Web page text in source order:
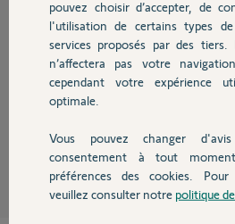
Autres produits
Devis avec un pro
Contact
Bonjour,
Oui il est possible d’installer une seconde
(il suffit de cliquer sur le nom de ta maison
David L. il y a presque 6 ans
pouvez choisir d’accepter, de
l'utilisation de certains types
services proposés par des
n’affectera pas votre
cependant votre expérience
optimale.
Vous pouvez changer
consentement à tout
préférences des cookies. Pour
veuillez consulter notre politique